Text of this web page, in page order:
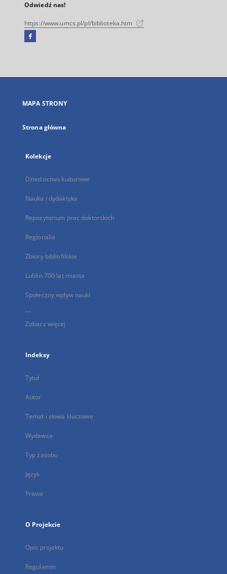
Odwiedź nas!
https://www.umcs.pl/pl/biblioteka.htm
Facebook
się
karcie
MAPA STRONY
Strona główna
Kolekcje
Dziedzictwo kulturowe
Nauka i dydaktyka
Repozytorium prac doktorskich
Regionalia
Zbiory bibliofilskie
Lublin 700 lat miasta
Społeczny wpływ nauki
...
Zobacz więcej
Indeksy
Tytuł
Autor
Temat i słowa kluczowe
Wydawca
Typ zasobu
Język
Prawa
O Projekcie
Opis projektu
Regulamin